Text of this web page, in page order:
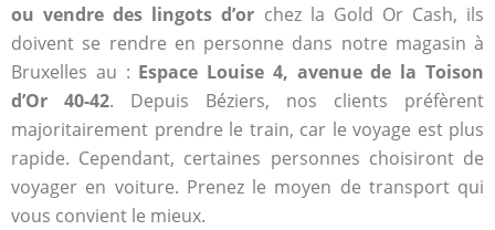
ou vendre des lingots d’or chez la Gold Or Cash, ils
doivent se rendre en personne dans notre magasin à
Bruxelles au : Espace Louise 4, avenue de la Toison
d’Or 40-42. Depuis Béziers, nos clients préfèrent
majoritairement prendre le train, car le voyage est plus
rapide. Cependant, certaines personnes choisiront de
voyager en voiture. Prenez le moyen de transport qui
vous convient le mieux.